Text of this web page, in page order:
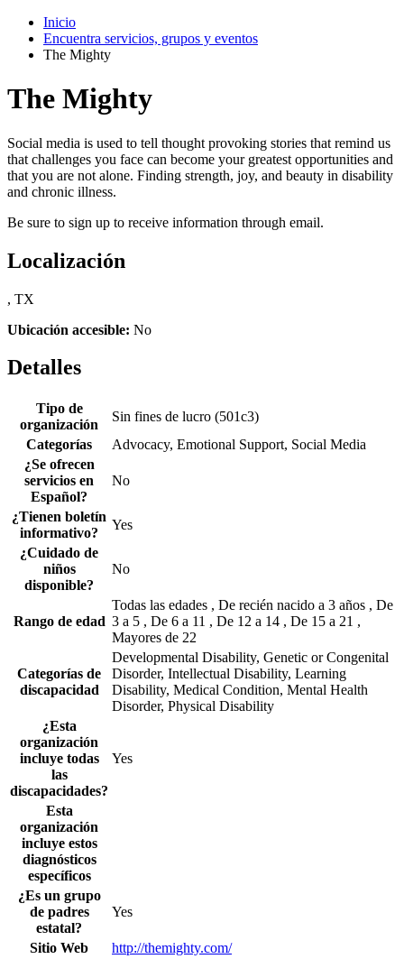
Inicio
Encuentra servicios, grupos y eventos
The Mighty
The Mighty
Social media is used to tell thought provoking stories that remind us
that challenges you face can become your greatest opportunities and
that you are not alone. Finding strength, joy, and beauty in disability
and chronic illness.
Be sure to sign up to receive information through email.
Localización
, TX
Ubicación accesible: No
Detalles
Tipo de
organización
Sin fines de lucro (501c3)
Categorías
Advocacy, Emotional Support, Social Media
¿Se ofrecen
servicios en
Español?
No
¿Tienen boletín
informativo?
Yes
¿Cuidado de
niños
disponible?
No
Rango de edad
Todas las edades , De recién nacido a 3 años , De
3 a 5 , De 6 a 11 , De 12 a 14 , De 15 a 21 ,
Mayores de 22
Categorías de
discapacidad
Developmental Disability, Genetic or Congenital
Disorder, Intellectual Disability, Learning
Disability, Medical Condition, Mental Health
Disorder, Physical Disability
¿Esta
organización
incluye todas
las
discapacidades?
Yes
Esta
organización
incluye estos
diagnósticos
específicos
¿Es un grupo
de padres
estatal?
Yes
Sitio Web
http://themighty.com/